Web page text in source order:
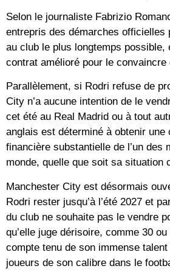
Selon le journaliste Fabrizio
entrepris des démarches officielles
au club le plus longtemps possible,
contrat amélioré pour le convaincre
Parallèlement, si Rodri refuse de
City n’a aucune intention de le
cet été au Real Madrid ou à tout
anglais est déterminé à obtenir une
financière substantielle de l’un des
monde, quelle que soit sa situation
Manchester City est désormais
Rodri rester jusqu’à l’été 2027 et
du club ne souhaite pas le vendre
qu’elle juge dérisoire, comme 30
compte tenu de son immense
joueurs de son calibre dans le